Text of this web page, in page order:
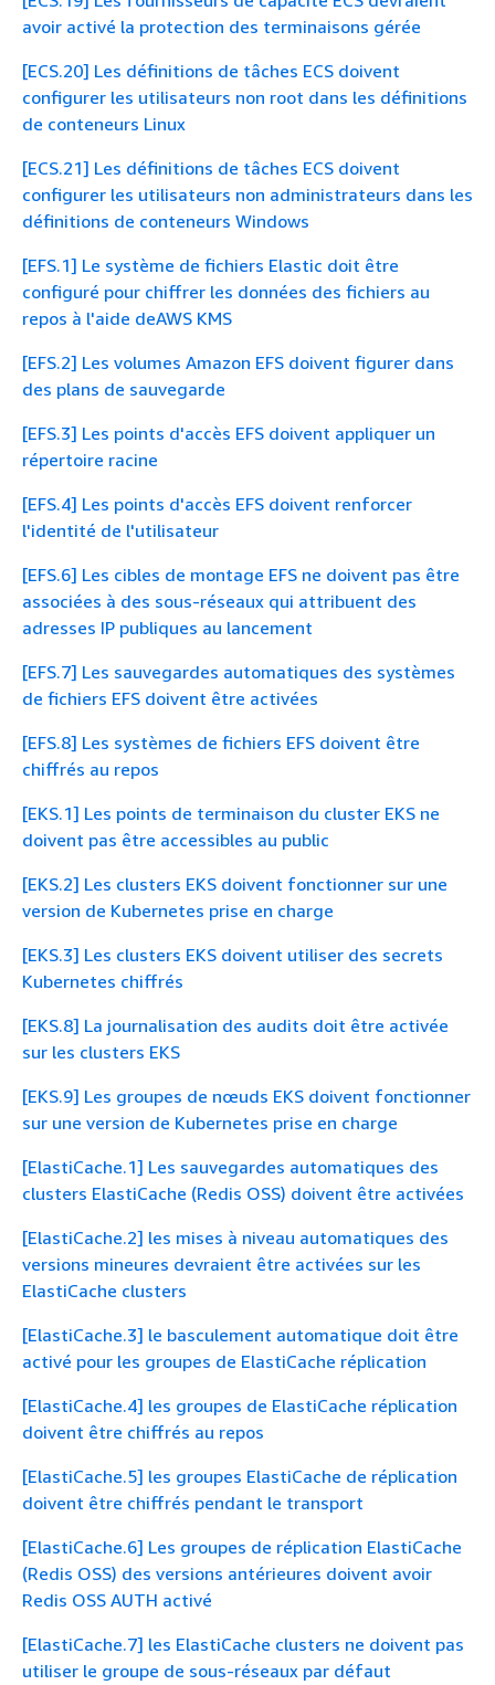
avoir activé la protection des terminaisons gérée
[ECS.20] Les définitions de tâches ECS doivent
configurer les utilisateurs non root dans les définitions
de conteneurs Linux
[ECS.21] Les définitions de tâches ECS doivent
configurer les utilisateurs non administrateurs dans les
définitions de conteneurs Windows
[EFS.1] Le système de fichiers Elastic doit être
configuré pour chiffrer les données des fichiers au
repos à l'aide deAWS KMS
[EFS.2] Les volumes Amazon EFS doivent figurer dans
des plans de sauvegarde
[EFS.3] Les points d'accès EFS doivent appliquer un
répertoire racine
[EFS.4] Les points d'accès EFS doivent renforcer
l'identité de l'utilisateur
[EFS.6] Les cibles de montage EFS ne doivent pas être
associées à des sous-réseaux qui attribuent des
adresses IP publiques au lancement
[EFS.7] Les sauvegardes automatiques des systèmes
de fichiers EFS doivent être activées
[EFS.8] Les systèmes de fichiers EFS doivent être
chiffrés au repos
[EKS.1] Les points de terminaison du cluster EKS ne
doivent pas être accessibles au public
[EKS.2] Les clusters EKS doivent fonctionner sur une
version de Kubernetes prise en charge
[EKS.3] Les clusters EKS doivent utiliser des secrets
Kubernetes chiffrés
[EKS.8] La journalisation des audits doit être activée
sur les clusters EKS
[EKS.9] Les groupes de nœuds EKS doivent fonctionner
sur une version de Kubernetes prise en charge
[ElastiCache.1] Les sauvegardes automatiques des
clusters ElastiCache (Redis OSS) doivent être activées
[ElastiCache.2] les mises à niveau automatiques des
versions mineures devraient être activées sur les
ElastiCache clusters
[ElastiCache.3] le basculement automatique doit être
activé pour les groupes de ElastiCache réplication
[ElastiCache.4] les groupes de ElastiCache réplication
doivent être chiffrés au repos
[ElastiCache.5] les groupes ElastiCache de réplication
doivent être chiffrés pendant le transport
[ElastiCache.6] Les groupes de réplication ElastiCache
(Redis OSS) des versions antérieures doivent avoir
Redis OSS AUTH activé
[ElastiCache.7] les ElastiCache clusters ne doivent pas
utiliser le groupe de sous-réseaux par défaut